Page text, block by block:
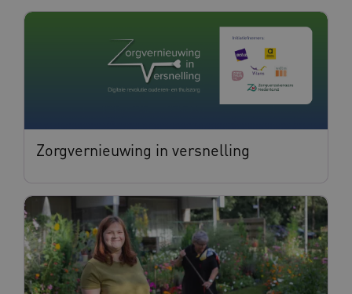
Zorgvernieuwing in versnelling